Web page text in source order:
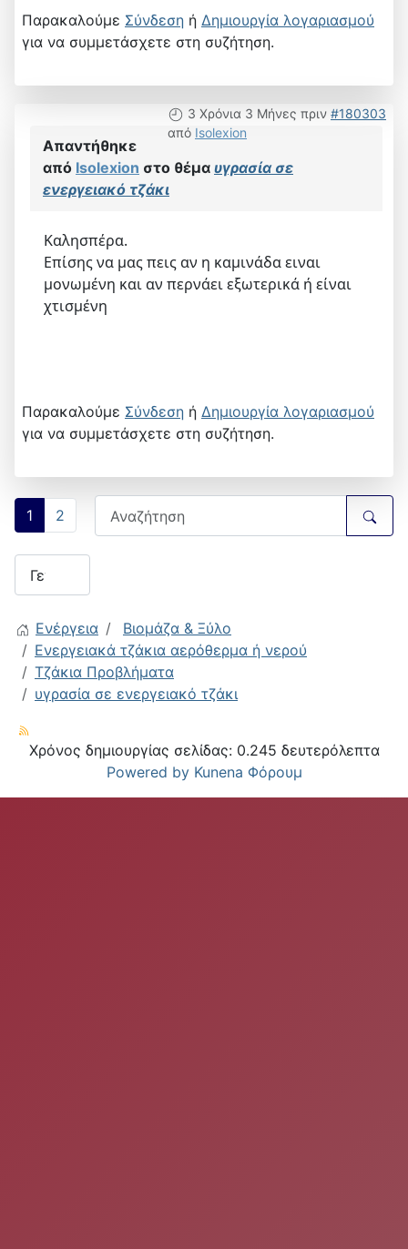
Παρακαλούμε Σύνδεση ή Δημιουργία λογαριασμού
για να συμμετάσχετε στη συζήτηση.
3 Χρόνια 3 Μήνες πριν #180303
από Isolexion
Απαντήθηκε
από Isolexion στο θέμα υγρασία σε
ενεργειακό τζάκι
Καλησπέρα.
Επίσης να μας πεις αν η καμινάδα ειναι
μονωμένη και αν περνάει εξωτερικά ή είναι
χτισμένη
Παρακαλούμε Σύνδεση ή Δημιουργία λογαριασμού
για να συμμετάσχετε στη συζήτηση.
1 2
Ενέργεια
Βιομάζα & Ξύλο
Ενεργειακά τζάκια αερόθερμα ή νερού
Τζάκια Προβλήματα
υγρασία σε ενεργειακό τζάκι
Χρόνος δημιουργίας σελίδας: 0.245 δευτερόλεπτα
Powered by Kunena Φόρουμ